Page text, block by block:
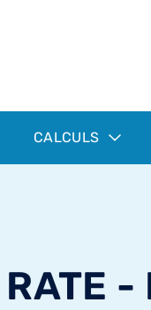
CALCULS
-